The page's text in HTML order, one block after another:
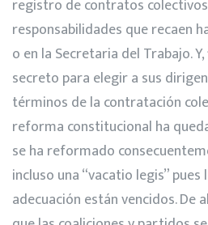
registro de contratos
responsabilidades que recaen
o en la Secretaria del Trabajo.
secreto para elegir a sus
términos de la contratación
reforma constitucional ha
se ha reformado
incluso una “vacatio legis”
adecuación están vencidos. De